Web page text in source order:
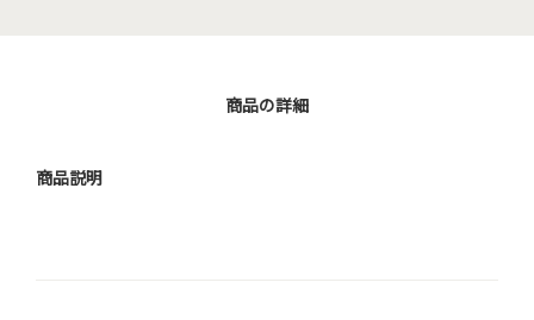
商品の詳細
商品説明